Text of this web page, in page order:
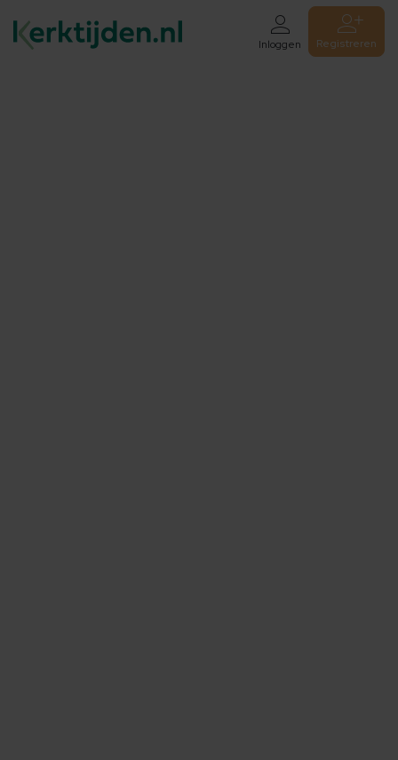
Inloggen Registreren